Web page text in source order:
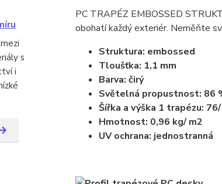
s
i
PC TRAPÉZ EMBOSSED
obohatí každý exteriér. Neměňte
Struktura: embossed
Tloušťka: 1,1 mm
Barva: čirý
Světelná propustnost: 86
Šířka a výška 1 trapézu:
Hmotnost: 0,96 kg/ m2
UV ochrana: jednostranná